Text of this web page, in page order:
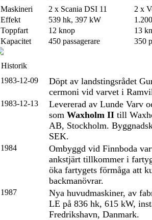
Maskineri
2 x Scania DSI 11
2 x
Effekt
539 hk, 397 kW
Toppfart
12 knop
13
Kapacitet
450 passagerare 350
Historik
1983-12-09
Döpt av landstingsrådet
cermoni vid varvet i
1983-12-13
Levererad av Lunde Varv
som Waxholm II till
AB, Stockholm.
SEK.
1984
Ombyggd vid Finnboda
ankstjärt tillkommer i
öka fartygets förmåga att
backmanövrar.
1987
Nya huvudmaskiner, av
LE på 836 hk, 615 kW,
Fredrikshavn, Danmark.